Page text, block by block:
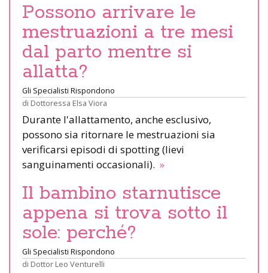
Possono arrivare le
mestruazioni a tre mesi
dal parto mentre si
allatta?
Gli Specialisti Rispondono
di Dottoressa Elsa Viora
Durante l'allattamento, anche esclusivo,
possono sia ritornare le mestruazioni sia
verificarsi episodi di spotting (lievi
sanguinamenti occasionali). »
Il bambino starnutisce
appena si trova sotto il
sole: perché?
Gli Specialisti Rispondono
di Dottor Leo Venturelli